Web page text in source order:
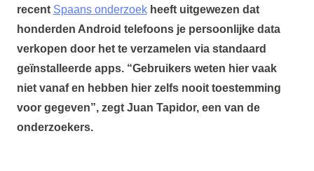
recent Spaans onderzoekheeft uitgewezen dat
honderden Android telefoons je persoonlijke data
verkopen door het te verzamelen via standaard
geïnstalleerde apps. “Gebruikers weten hier vaak
niet vanaf en hebben hier zelfs nooit toestemming
voor gegeven”, zegt Juan Tapidor, een van de
onderzoekers.